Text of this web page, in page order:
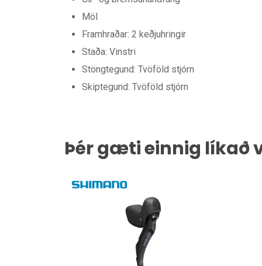
Möl
Framhraðar: 2 keðjuhringir
Staða: Vinstri
Stöngtegund: Tvöföld stjórn
Skiptegund: Tvöföld stjórn
Þér gæti einnig líkað